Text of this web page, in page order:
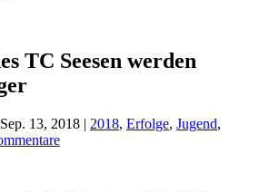
TC Seesen werden
Sep. 13, 2018 | 2018, Erfolge, Jugend,